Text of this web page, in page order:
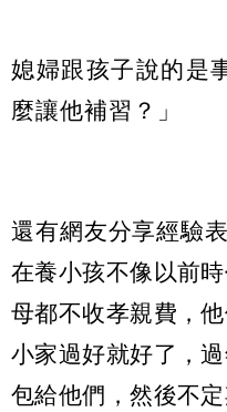
媳婦跟孩子說的是
麼讓他補習？」
還有網友分享經驗
在養小孩不像以前
母都不收孝親費，
小家過好就好了，
包給他們，然後不